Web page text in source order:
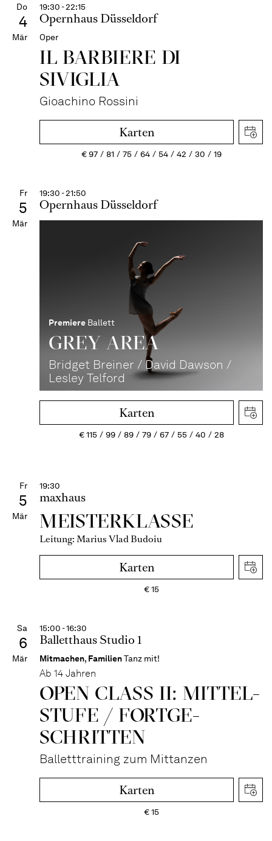
Do
4
Mär
19:30 - 22:15
Opernhaus Düsseldorf
Oper
IL BARBIERE DI
SIVIGLIA
Gioachino Rossini
Karten
€97 81 75 64 54 42 30 19
Fr
5
Mär
19:30 - 21:50
Opernhaus Düsseldorf
Premiere Ballett
GREY AREA
Bridget Breiner / David Dawson /
Lesley Telford
Karten
€115 99 89 79 67 55 40 28
Fr
5
Mär
19:30
maxhaus
MEISTERKLASSE
Leitung: Marius Vlad Budoiu
Karten
€15
Sa
6
Mär
15:00 - 16:30
Balletthaus Studio 1
Mitmachen, FamilienTanz mit!
Ab 14 Jahren
OPEN CLASS II: MITTEL­
STUFE / FORT­GE­
SCHRITTEN
Balletttraining zum Mittanzen
Karten
€15